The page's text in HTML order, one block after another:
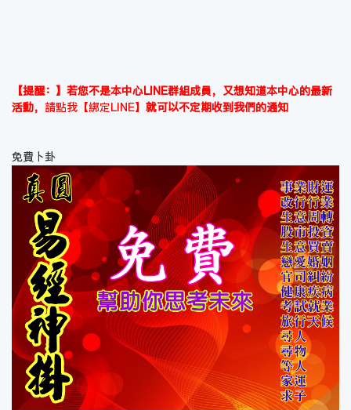
【提醒：】若您不是本中心LINE群組成員，又想知道本中心的最新
活動， 請點我【綁定LINE】 就可以不定期收到我們的通知
免費卜卦